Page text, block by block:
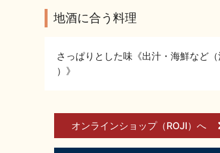
地酒に合う料理
さっぱりとした味《出汁・海鮮など
）》
オンラインショップ（ROJI）へ